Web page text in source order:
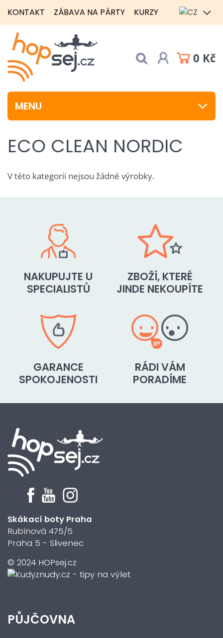
KONTAKT ZÁBAVA NA PÁRTY KURZY
0 Kč
MENU
ECO CLEAN NORDIC
V této kategorii nejsou žádné výrobky.
NAKUPUJTE U
SPECIALISTŮ
ZBOŽÍ, KTERÉ
JINDE NEKOUPÍTE
GARANCE
SPOKOJENOSTI
RÁDI VÁM
PORADÍME
Skákací boty Praha
Rubínová 475/5
Praha 5 - Slivenec
© 2024 HOPsej.cz
PŮJČOVNA